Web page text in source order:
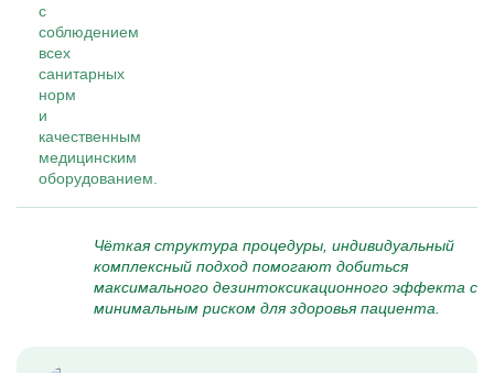
с
соблюдением
всех
санитарных
норм
и
качественным
медицинским
оборудованием.
Чёткая структура процедуры, индивидуальный
комплексный подход помогают добиться
максимального дезинтоксикационного эффекта с
минимальным риском для здоровья пациента.